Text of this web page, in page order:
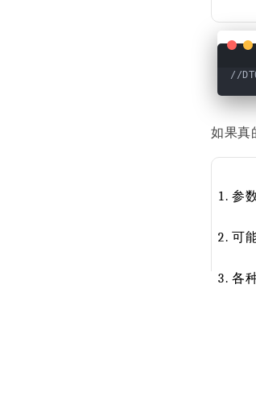
//
如果真
参
可
各